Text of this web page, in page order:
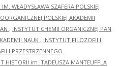
WŁADYSŁAWA SZAFERA POLSKIEJ
POLSKIEJ AKADEMII
; INSTYTUT CHEMII ORGANICZNEJ PAN
NAUK ; INSTYTUT FILOZOFII I
I PRZESTRZENNEGO
HISTORII im. TADEUSZA MANTEUFFLA